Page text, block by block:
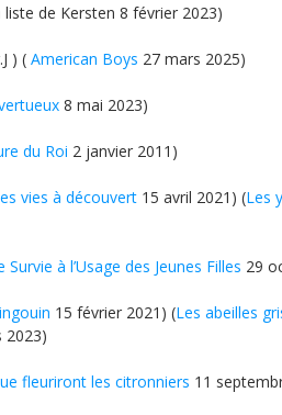
liste de Kersten 8 février 2023)
) ( American Boys 27 mars 2025)
8 mai 2023)
du Roi 2 janvier 2011)
vies à découvert 15 avril 2021) (Les
Survie à l’Usage des Jeunes Filles 29
15 février 2021) (Les abeilles
2023)
fleuriront les citronniers 11